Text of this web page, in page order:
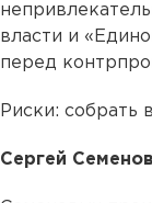
власти и
перед
Риски: собрать
Сергей